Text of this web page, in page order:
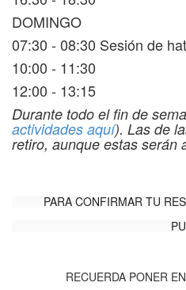
DOMINGO
07:30 - 08:30 Sesión de
10:00 - 11:30
12:00 - 13:15
Durante todo el fin de
actividades aquí). Las de
retiro, aunque estas serán
PARA CONFIRMAR TU
RECUERDA PONER